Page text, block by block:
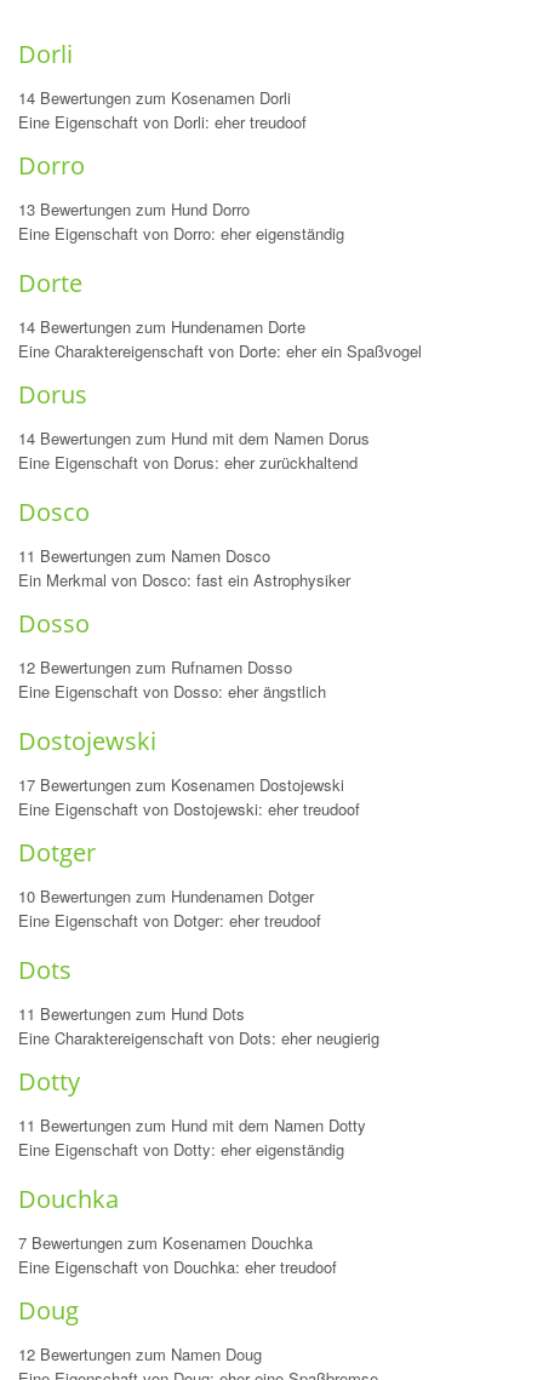
Dorli
14 Bewertungen zum Kosenamen Dorli
Eine Eigenschaft von Dorli: eher treudoof
Dorro
13 Bewertungen zum Hund Dorro
Eine Eigenschaft von Dorro: eher eigenständig
Dorte
14 Bewertungen zum Hundenamen Dorte
Eine Charaktereigenschaft von Dorte: eher ein Spaßvogel
Dorus
14 Bewertungen zum Hund mit dem Namen Dorus
Eine Eigenschaft von Dorus: eher zurückhaltend
Dosco
11 Bewertungen zum Namen Dosco
Ein Merkmal von Dosco: fast ein Astrophysiker
Dosso
12 Bewertungen zum Rufnamen Dosso
Eine Eigenschaft von Dosso: eher ängstlich
Dostojewski
17 Bewertungen zum Kosenamen Dostojewski
Eine Eigenschaft von Dostojewski: eher treudoof
Dotger
10 Bewertungen zum Hundenamen Dotger
Eine Eigenschaft von Dotger: eher treudoof
Dots
11 Bewertungen zum Hund Dots
Eine Charaktereigenschaft von Dots: eher neugierig
Dotty
11 Bewertungen zum Hund mit dem Namen Dotty
Eine Eigenschaft von Dotty: eher eigenständig
Douchka
7 Bewertungen zum Kosenamen Douchka
Eine Eigenschaft von Douchka: eher treudoof
Doug
12 Bewertungen zum Namen Doug